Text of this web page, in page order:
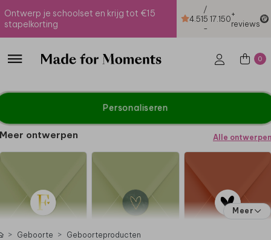
Ontwerp je schoolset en krijg tot €15
stapelkorting
4.51
/
5
-
17.150+
reviews
0
Personaliseren
Meer ontwerpen Alle ontwerpen
Meer
Geboorte Geboorteproducten